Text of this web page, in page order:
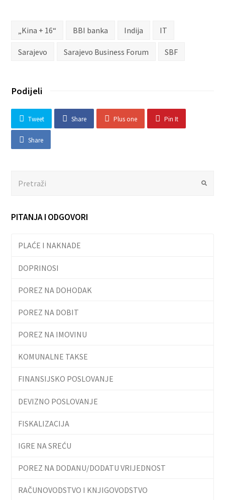
„Kina + 16“ BBI banka Indija IT
Sarajevo Sarajevo Business Forum SBF
Podijeli
Tweet Share Plus one Pin It
Share
Submit
PITANJA I ODGOVORI
PLAĆE I NAKNADE
DOPRINOSI
POREZ NA DOHODAK
POREZ NA DOBIT
POREZ NA IMOVINU
KOMUNALNE TAKSE
FINANSIJSKO POSLOVANJE
DEVIZNO POSLOVANJE
FISKALIZACIJA
IGRE NA SREĆU
POREZ NA DODANU/DODATU VRIJEDNOST
RAČUNOVODSTVO I KNJIGOVODSTVO